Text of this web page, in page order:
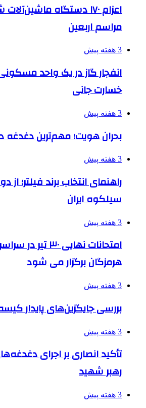
اعزام ۱۷۰ دستگاه
مراسم اربعین
3 هفته پیش
انفجار گاز در یک واحد
خسارت جانی
3 هفته پیش
بحران هویت؛ مهم‌ترین دغدغه
3 هفته پیش
راهنمای انتخاب برند فیلتر؛ از
سیلکوه ایران
3 هفته پیش
امتحانات نهایی ۳۰
هرمزگان برگزار می شود
3 هفته پیش
بررسی جایگزین‌های پایدار
3 هفته پیش
تأکید انصاری بر اجرای
رهبر شهید
3 هفته پیش